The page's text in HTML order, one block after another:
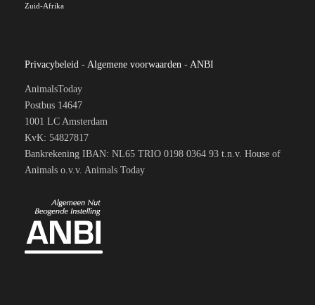
Zuid-Afrika
Privacybeleid - Algemene voorwaarden - ANBI
AnimalsToday
Postbus 14647
1001 LC Amsterdam
KvK: 54827817
Bankrekening IBAN: NL65 TRIO 0198 0364 93 t.n.v. House of
Animals o.v.v. Animals Today